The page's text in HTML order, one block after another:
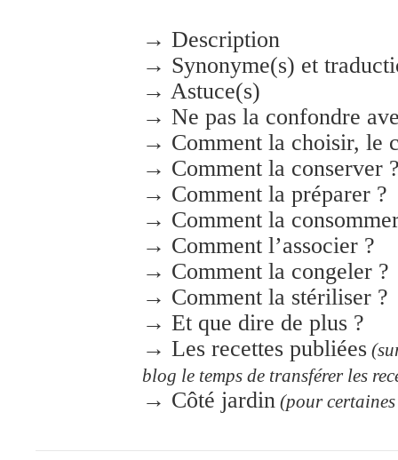
→ Description
→ Synonyme(s) et
→ Astuce(s)
→ Ne pas la confondre
→ Comment la choisir, le
→ Comment la conserver
→ Comment la préparer ?
→ Comment la
→ Comment l’associer ?
→ Comment la congeler ?
→ Comment la stériliser ?
→ Et que dire de plus ?
→ Les recettes publiées
blog le temps de transférer les
→ Côté jardin (pour